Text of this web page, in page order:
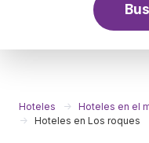
Hoteles Hoteles en el
Hoteles en Los roques